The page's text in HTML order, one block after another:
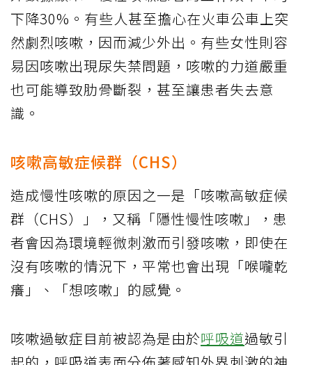
下降30%。有些人甚至擔心在火車公車上突
然劇烈咳嗽，因而減少外出。有些女性則容
易因咳嗽出現尿失禁問題，咳嗽的力道嚴重
也可能導致肋骨斷裂，甚至讓患者失去意
識。
咳嗽高敏症候群（CHS）
造成慢性咳嗽的原因之一是「咳嗽高敏症候
群（CHS）」，又稱「隱性慢性咳嗽」，患
者會因為環境輕微刺激而引發咳嗽，即使在
沒有咳嗽的情況下，平常也會出現「喉嚨乾
癢」、「想咳嗽」的感覺。
咳嗽過敏症目前被認為是由於呼吸道過敏引